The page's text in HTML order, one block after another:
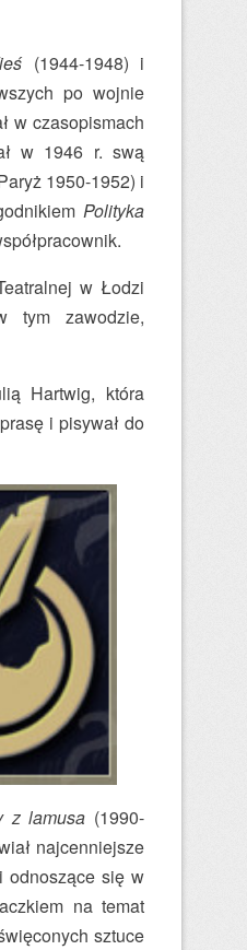
(1944-1948) i
po wojnie
w czasopismach
w 1946 r. swą
1950-1952) i
Polityka
w Łodzi
tym zawodzie,
Hartwig, która
i pisywał do
z lamusa (1990-
najcenniejsze
odnoszące się w
na temat
sztuce